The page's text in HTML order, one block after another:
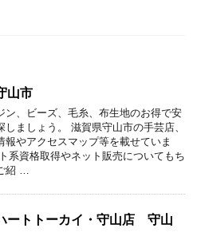
山市
ン、ビーズ、毛糸、布生地のお得で安
しましょう。 滋賀県守山市の手芸店、
報やアクセスマップ等を載せていま
系資格取得やネット販売についてもち
紹 …
ートトーカイ・守山店 守山